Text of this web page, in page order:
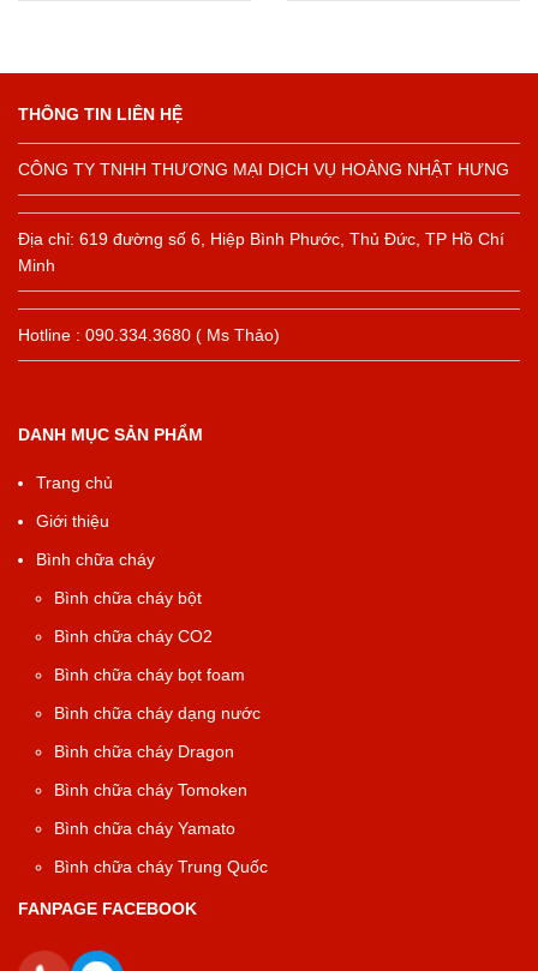
THÔNG TIN LIÊN HỆ
CÔNG TY TNHH THƯƠNG MẠI DỊCH VỤ HOÀNG NHẬT HƯNG
Địa chỉ: 619 đường số 6, Hiệp Bình Phước, Thủ Đức, TP Hồ Chí
Minh
Hotline : 090.334.3680 ( Ms Thảo)
DANH MỤC SẢN PHẨM
Trang chủ
Giới thiệu
Bình chữa cháy
Bình chữa cháy bột
Bình chữa cháy CO2
Bình chữa cháy bọt foam
Bình chữa cháy dạng nước
Bình chữa cháy Dragon
Bình chữa cháy Tomoken
Bình chữa cháy Yamato
Bình chữa cháy Trung Quốc
FANPAGE FACEBOOK